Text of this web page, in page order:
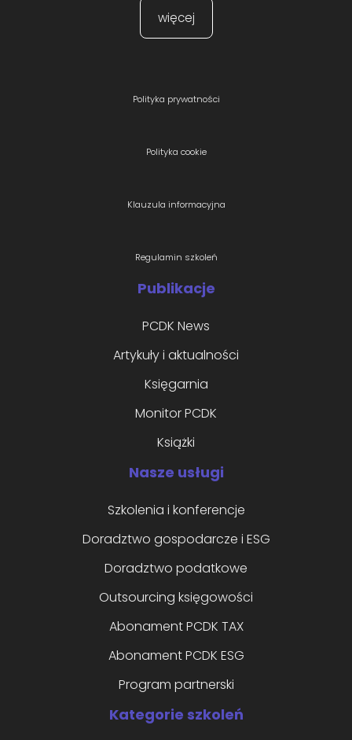
więcej
Polityka prywatności
Polityka cookie
Klauzula informacyjna
Regulamin szkoleń
Publikacje
PCDK News
Artykuły i aktualności
Księgarnia
Monitor PCDK
Książki
Nasze usługi
Szkolenia i konferencje
Doradztwo gospodarcze i ESG
Doradztwo podatkowe
Outsourcing księgowości
Abonament PCDK TAX
Abonament PCDK ESG
Program partnerski
Kategorie szkoleń